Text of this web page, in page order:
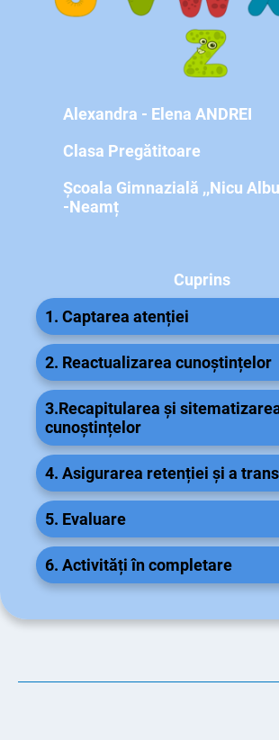
Alexandra - Elena ANDREI
Clasa Pregătitoare
Școala Gimnazială ,,Nicu
-Neamț
Cuprins
1. Captarea atenției
2. Reactualizarea cunoștințelor
3.Recapitularea și
cunoștințelor
4. Asigurarea retenției și a
5. Evaluare
6. Activități în completare